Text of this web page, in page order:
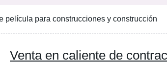
película para construcciones y construcción
Venta en caliente de